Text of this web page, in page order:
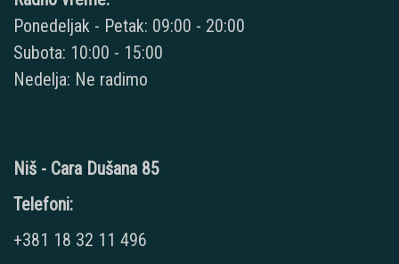
Ponedeljak - Petak: 09:00 - 20:00
Subota: 10:00 - 15:00
Nedelja: Ne radimo
Niš - Cara Dušana 85
Telefoni:
+381 18 32 11 496